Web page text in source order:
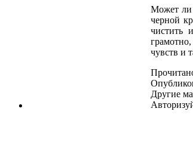
Может ли
черной
чистить
чувств и
Другие